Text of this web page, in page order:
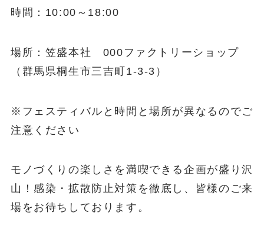
時間：10:00～18:00
場所：笠盛本社 000ファクトリーショップ
（群馬県桐生市三吉町1-3-3）
※フェスティバルと時間と場所が異なるのでご
注意ください
モノづくりの楽しさを満喫できる企画が盛り沢
山！感染・拡散防止対策を徹底し、皆様のご来
場をお待ちしております。